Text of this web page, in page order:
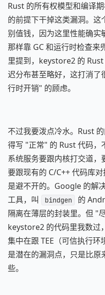
Rust 的所有权模型和编译
的前提下干掉这类漏洞。
别值钱，因为这里性能确
那样靠 GC 和运行时检查
里提到，keystore2 的
迟分布甚至略好，这打消
行时开销" 的顾虑。
不过我要泼点冷水。Rust
得写 "正常" 的 Rust 代码，
系统服务要跟内核打交道，
要跟现有的 C/C++ 代码库
是避不开的。Google 的解
工具，叫
bindgen 的
隔离在薄层的封装里。但 "
keystore2 的代码里我数过，
集中在跟 TEE（可信执行
是潜在的漏洞点，只是比原
些。